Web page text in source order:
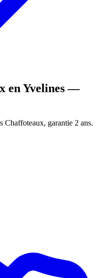
en Yvelines —
Chaffoteaux, garantie 2 ans.